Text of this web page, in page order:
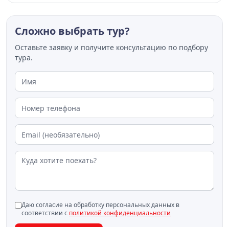
Сложно выбрать тур?
Оставьте заявку и получите консультацию по подбору
тура.
Даю согласие на обработку персональных данных в
соответствии с политикой конфиденциальности